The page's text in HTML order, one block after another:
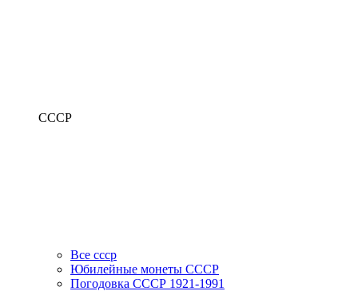
СССР
Все ссср
Юбилейные монеты СССР
Погодовка СССР 1921-1991